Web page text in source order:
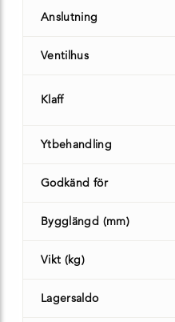
Anslutning
Ventilhus
Klaff
Ytbehandling
Godkänd för
Bygglängd (mm)
Vikt (kg)
Lagersaldo